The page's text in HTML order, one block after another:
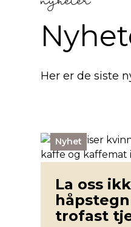
Her er de siste
Nyhet
La oss
trofast